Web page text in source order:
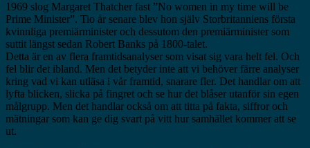
1969 slog Margaret Thatcher fast ”No women in my time will be
Prime Minister”. Tio år senare blev hon själv Storbritanniens första
kvinnliga premiärminister och dessutom den premiärminister som
suttit längst sedan Robert Banks på 1800-talet.
Detta är en av flera framtidsanalyser som visat sig vara helt fel. Och
fel blir det ibland. Men det betyder inte att vi behöver färre analyser
kring vad vi kan utläsa i vår framtid, snarare fler. Det handlar om att
lyfta blicken, slicka på fingret och se hur det blåser utanför sin egen
målgrupp. Men det handlar också om att titta på fakta, siffror och
mätningar som kan ge dig svart på vitt hur samhället kommer att se
ut.